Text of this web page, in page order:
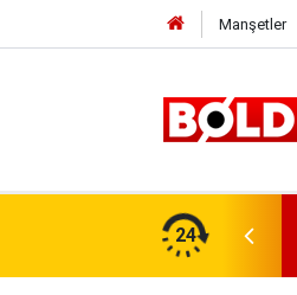
Manşetler
24